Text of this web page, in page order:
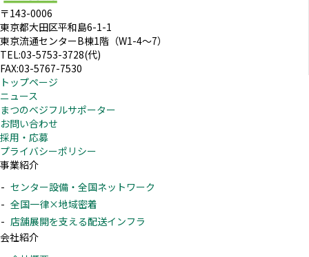
〒143-0006
東京都大田区平和島6-1-1
東京流通センターB棟1階（W1-4～7）
TEL:03-5753-3728(代)
FAX:03-5767-7530
トップページ
ニュース
まつのベジフルサポーター
お問い合わせ
採用・応募
プライバシーポリシー
事業紹介
センター設備・全国ネットワーク
全国一律×地域密着
店舗展開を支える配送インフラ
会社紹介